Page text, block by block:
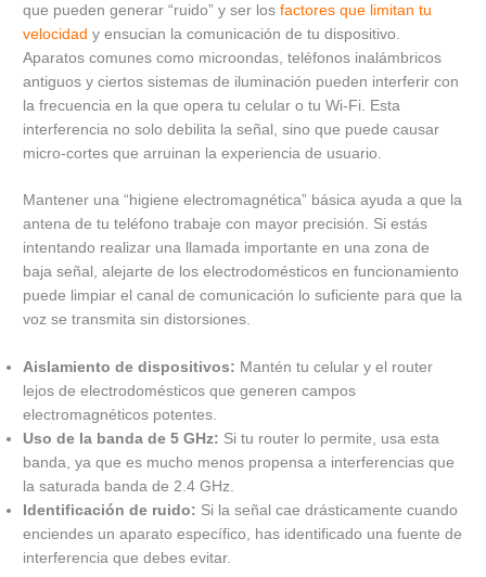
que pueden generar “ruido” y ser losfactores que limitan tu
velocidad y ensucian la comunicación de tu dispositivo.
Aparatos comunes como microondas, teléfonos inalámbricos
antiguos y ciertos sistemas de iluminación pueden interferir con
la frecuencia en la que opera tu celular o tu Wi-Fi. Esta
interferencia no solo debilita la señal, sino que puede causar
micro-cortes que arruinan la experiencia de usuario.
Mantener una “higiene electromagnética” básica ayuda a que la
antena de tu teléfono trabaje con mayor precisión. Si estás
intentando realizar una llamada importante en una zona de
baja señal, alejarte de los electrodomésticos en funcionamiento
puede limpiar el canal de comunicación lo suficiente para que la
voz se transmita sin distorsiones.
Aislamiento de dispositivos: Mantén tu celular y el router
lejos de electrodomésticos que generen campos
electromagnéticos potentes.
Uso de la banda de 5 GHz: Si tu router lo permite, usa esta
banda, ya que es mucho menos propensa a interferencias que
la saturada banda de 2.4 GHz.
Identificación de ruido: Si la señal cae drásticamente cuando
enciendes un aparato específico, has identificado una fuente de
interferencia que debes evitar.